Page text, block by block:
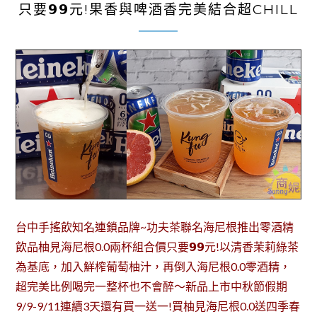
只要𝟵𝟵元!果香與啤酒香完美結合超CHILL
台中手搖飲知名連鎖品牌~功夫茶聯名海尼根推出零酒精
飲品柚見海尼根0.0兩杯組合價只要𝟵𝟵元!以清香茉莉綠茶
為基底，加入鮮榨葡萄柚汁，再倒入海尼根0.0零酒精，
超完美比例喝完一整杯也不會醉～新品上市中秋節假期
9/9-9/11連續3天還有買一送一!買柚見海尼根0.0送四季春